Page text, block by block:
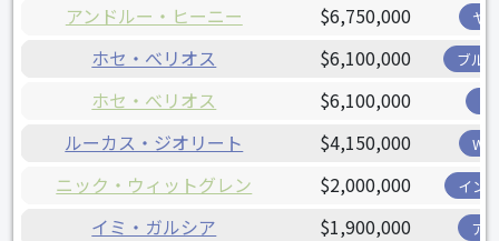
アンドルー・ヒーニー $6,750,000 ヤ
ホセ・べリオス $6,100,000 ブル
ホセ・べリオス $6,100,000
ルーカス・ジオリート $4,150,000 W
ニック・ウィットグレン $2,000,000 イン
イミ・ガルシア $1,900,000 ア